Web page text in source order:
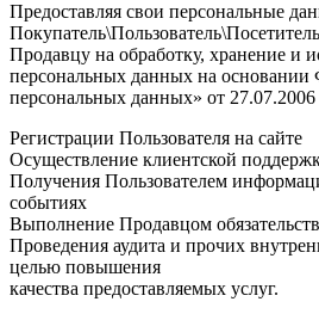
Предоставляя свои персональные
Продавцу на обработку, хранение и
персональных данных на
персональных данных» от
Регистрации Пользователя на сайте
Осуществление клиентской
Получения Пользователем
событиях
Выполнение Продавцом
Проведения аудита и прочих
целью повышения
качества предоставляемых услуг.